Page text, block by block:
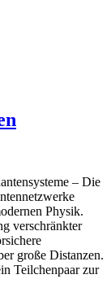
– Die
Physik.
verschränkter
große Distanzen.
Teilchenpaar zur